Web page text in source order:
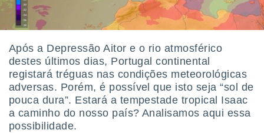
recolhidas
ou
permite-
a nossa
de alta
botão
ACEITAR
CONTINUAR
CONFIGURAÇÕES
Após a Depressão Aitor e o rio atmosférico
destes últimos dias, Portugal continental
registará tréguas nas condições meteorológicas
adversas. Porém, é possível que isto seja “sol de
pouca dura”. Estará a tempestade tropical Isaac
a caminho do nosso país? Analisamos aqui essa
possibilidade.